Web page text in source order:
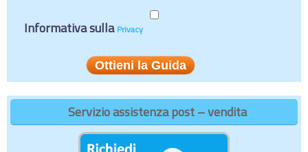
Informativa sulla Privacy
Servizio assistenza post – vendita